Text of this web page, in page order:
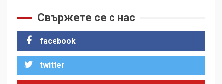
Свържете се с нас
facebook
twitter